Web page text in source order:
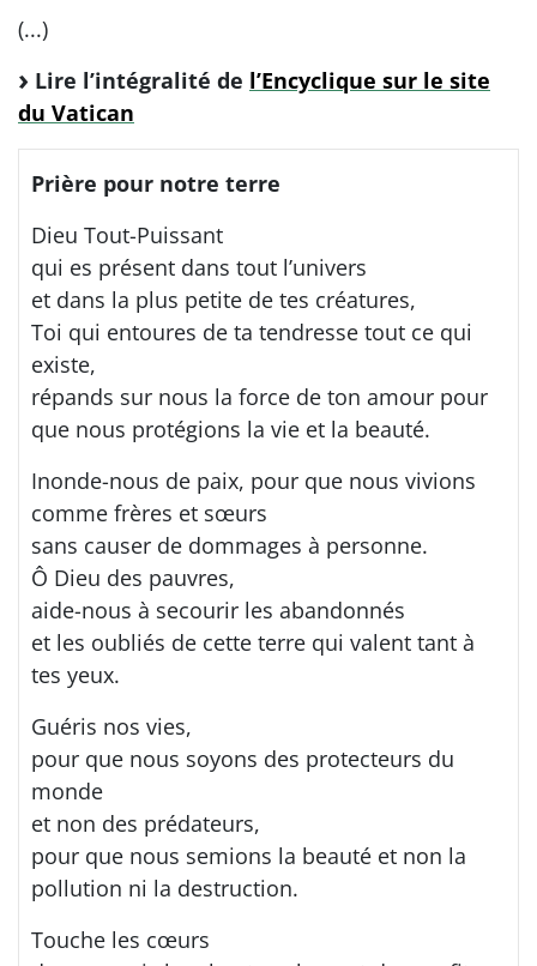
(...)
Lire l’intégralité de l’Encyclique sur le site
du Vatican
Prière pour notre terre
Dieu Tout-Puissant
qui es présent dans tout l’univers
et dans la plus petite de tes créatures,
Toi qui entoures de ta tendresse tout ce qui
existe,
répands sur nous la force de ton amour pour
que nous protégions la vie et la beauté.
Inonde-nous de paix, pour que nous vivions
comme frères et sœurs
sans causer de dommages à personne.
Ô Dieu des pauvres,
aide-nous à secourir les abandonnés
et les oubliés de cette terre qui valent tant à
tes yeux.
Guéris nos vies,
pour que nous soyons des protecteurs du
monde
et non des prédateurs,
pour que nous semions la beauté et non la
pollution ni la destruction.
Touche les cœurs